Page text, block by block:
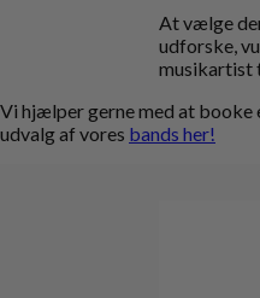
At vælge
udforske,
musikartist
Vi hjælper gerne med at booke
udvalg af vores bands her!